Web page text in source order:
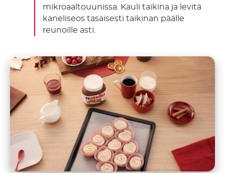
mikroaaltouunissa. Kauli taikina ja levitä
kaneliseos tasaisesti taikinan päälle
reunoille asti.